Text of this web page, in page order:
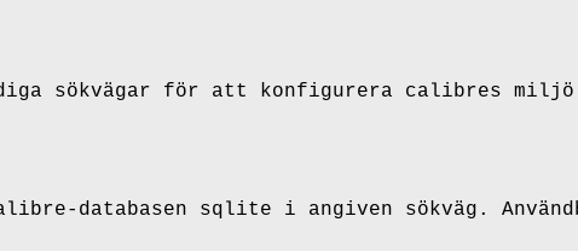
sökvägar för att konfigurera calibres miljö
databasen sqlite i angiven sökväg.